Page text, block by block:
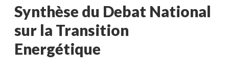
Synthèse du Debat National
sur la Transition
Energétique